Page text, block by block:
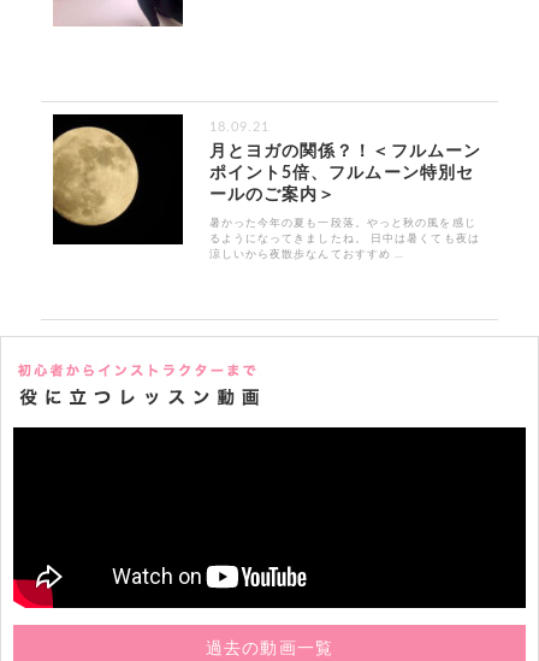
18.09.21
月とヨガの関係？！＜フルムーン
ポイント5倍、フルムーン特別セ
ールのご案内＞
暑かった今年の夏も一段落。やっと秋の風を感じ
るようになってきましたね。 日中は暑くても夜は
涼しいから夜散歩なんておすすめ …
過去の動画一覧